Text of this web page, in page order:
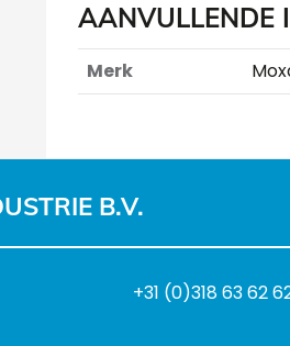
AANVULLENDE
Merk
B.V.
+31 (0)318 63 62